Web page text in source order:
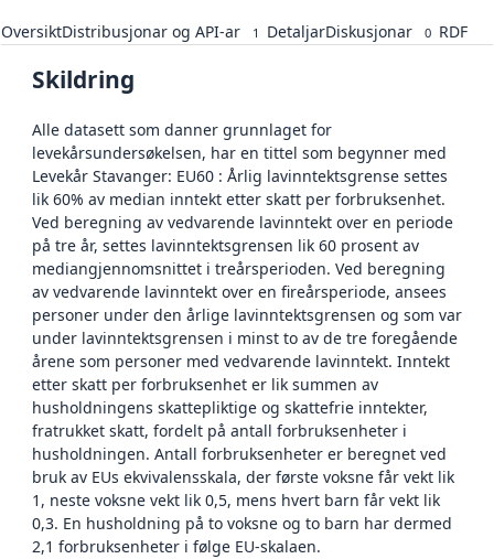
OversiktDistribusjonar og API-ar 1 DetaljarDiskusjonar 0 RDF
Skildring
Alle datasett som danner grunnlaget for
levekårsundersøkelsen, har en tittel som begynner med
Levekår Stavanger: EU60 : Årlig lavinntektsgrense settes
lik 60% av median inntekt etter skatt per forbruksenhet.
Ved beregning av vedvarende lavinntekt over en periode
på tre år, settes lavinntektsgrensen lik 60 prosent av
mediangjennomsnittet i treårsperioden. Ved beregning
av vedvarende lavinntekt over en fireårsperiode, ansees
personer under den årlige lavinntektsgrensen og som var
under lavinntektsgrensen i minst to av de tre foregående
årene som personer med vedvarende lavinntekt. Inntekt
etter skatt per forbruksenhet er lik summen av
husholdningens skattepliktige og skattefrie inntekter,
fratrukket skatt, fordelt på antall forbruksenheter i
husholdningen. Antall forbruksenheter er beregnet ved
bruk av EUs ekvivalensskala, der første voksne får vekt lik
1, neste voksne vekt lik 0,5, mens hvert barn får vekt lik
0,3. En husholdning på to voksne og to barn har dermed
2,1 forbruksenheter i følge EU-skalaen.